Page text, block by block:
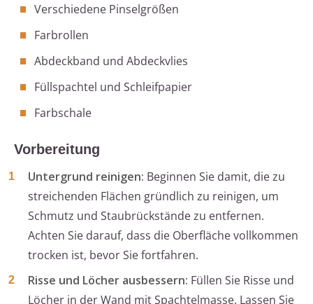
Verschiedene Pinselgrößen
Farbrollen
Abdeckband und Abdeckvlies
Füllspachtel und Schleifpapier
Farbschale
Vorbereitung
Untergrund reinigen: Beginnen Sie damit, die zu
streichenden Flächen gründlich zu reinigen, um
Schmutz und Staubrückstände zu entfernen.
Achten Sie darauf, dass die Oberfläche vollkommen
trocken ist, bevor Sie fortfahren.
Risse und Löcher ausbessern: Füllen Sie Risse und
Löcher in der Wand mit Spachtelmasse. Lassen Sie